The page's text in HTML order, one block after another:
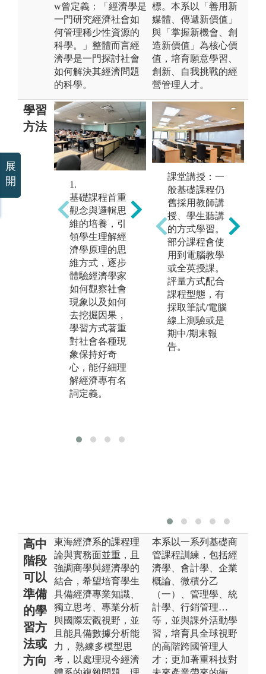
w曾定義：「經濟學是
一門研究經濟社會如
何管理稀少性資源的
科學。」整體而言經
濟學是一門探討社會
如何解決其經濟問題
的科學。
標。本系以「善用新
媒體、傳遞新價值」
與「掌握新機會、創
造新價值」為核心價
值，培育願意學習、
創新、自我挑戰的經
營管理人才。
學習
方法
1.
基礎課程首重
觀念與邏輯思
維的培養，引
領學生理解經
濟學原理的思
維方式，逐步
體驗經濟學家
如何觀察社會
現象以及如何
去挖掘因果，
學習方式著重
對社會各種現
象保持好奇
心，能仔細理
解經濟專有名
詞定義。
2.
進階之專業課
程強調分析能
力的訓練，透
過理論與模型
的推導，能完
整敘述消費者
或廠商行為，
甚至是整體社
會以及國家經
濟，學習方式
主要是養成能
嚴謹有條理的
去分析與推
課堂講授：一
般基礎課程仍
舊採用教師講
授、學生聽講
的方式學習。
部分課程會使
用到電腦教學
或全英授課。
評量方式配合
課程型態，有
採取筆試/電腦
線上測驗或是
期中/期末報
告。
高中
階段
可以
準備
的學
習方
法或
方向
東海經濟系的課程理
論與實務面並重，且
強調商學與經濟學的
結合，希望培育學生
具備經濟專業知識、
獨立思考、專業分析
與國際宏觀視野，並
且能具備數據分析能
力， 熟練多模型思
考，以處理現今經濟
本系以一系列基礎商
管課程訓練，包括經
濟學、會計學、企業
概論、微積分乙
（一）、管理學、統
計學、行銷管理…
等，並與課外活動學
習，培育具全球視野
的高階跨國管理人
才；更加著重科技對
展
開